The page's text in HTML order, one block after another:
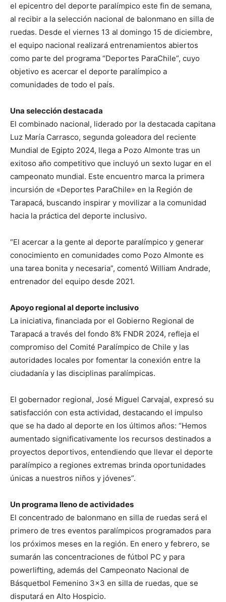
el epicentro del deporte paralímpico este fin de semana,
al recibir a la selección nacional de balonmano en silla de
ruedas. Desde el viernes 13 al domingo 15 de diciembre,
el equipo nacional realizará entrenamientos abiertos
como parte del programa “Deportes ParaChile”, cuyo
objetivo es acercar el deporte paralímpico a
comunidades de todo el país.
Una selección destacada
El combinado nacional, liderado por la destacada capitana
Luz María Carrasco, segunda goleadora del reciente
Mundial de Egipto 2024, llega a Pozo Almonte tras un
exitoso año competitivo que incluyó un sexto lugar en el
campeonato mundial. Este encuentro marca la primera
incursión de «Deportes ParaChile» en la Región de
Tarapacá, buscando inspirar y movilizar a la comunidad
hacia la práctica del deporte inclusivo.
“El acercar a la gente al deporte paralímpico y generar
conocimiento en comunidades como Pozo Almonte es
una tarea bonita y necesaria”, comentó William Andrade,
entrenador del equipo desde 2021.
Apoyo regional al deporte inclusivo
La iniciativa, financiada por el Gobierno Regional de
Tarapacá a través del fondo 8% FNDR 2024, refleja el
compromiso del Comité Paralímpico de Chile y las
autoridades locales por fomentar la conexión entre la
ciudadanía y las disciplinas paralímpicas.
El gobernador regional, José Miguel Carvajal, expresó su
satisfacción con esta actividad, destacando el impulso
que se ha dado al deporte en los últimos años: “Hemos
aumentado significativamente los recursos destinados a
proyectos deportivos, entendiendo que llevar el deporte
paralímpico a regiones extremas brinda oportunidades
únicas a nuestros niños y jóvenes”.
Un programa lleno de actividades
El concentrado de balonmano en silla de ruedas será el
primero de tres eventos paralímpicos programados para
los próximos meses en la región. En enero y febrero, se
sumarán las concentraciones de fútbol PC y para
powerlifting, además del Campeonato Nacional de
Básquetbol Femenino 3×3 en silla de ruedas, que se
disputará en Alto Hospicio.